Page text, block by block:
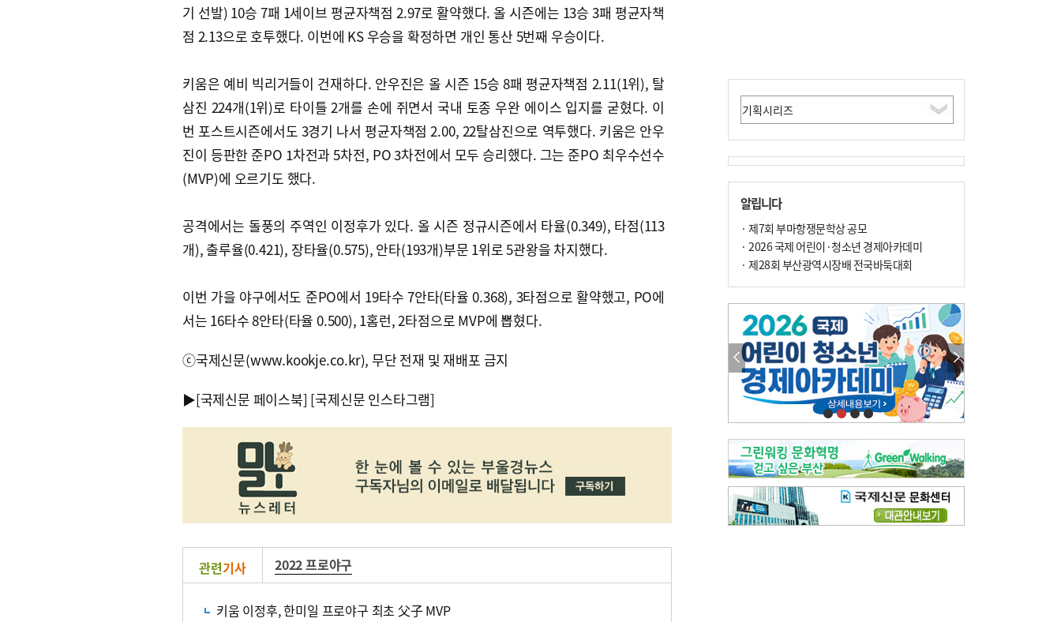
기 선발) 10승 7패 1세이브 평균자책점 2.97로 활약했다. 올 시즌에는 13승 3패 평균자책
점 2.13으로 호투했다. 이번에 KS 우승을 확정하면 개인 통산 5번째 우승이다.
키움은 예비 빅리거들이 건재하다. 안우진은 올 시즌 15승 8패 평균자책점 2.11(1위), 탈
삼진 224개(1위)로 타이틀 2개를 손에 쥐면서 국내 토종 우완 에이스 입지를 굳혔다. 이
번 포스트시즌에서도 3경기 나서 평균자책점 2.00, 22탈삼진으로 역투했다. 키움은 안우
진이 등판한 준PO 1차전과 5차전, PO 3차전에서 모두 승리했다. 그는 준PO 최우수선수
(MVP)에 오르기도 했다.
공격에서는 돌풍의 주역인 이정후가 있다. 올 시즌 정규시즌에서 타율(0.349), 타점(113
개), 출루율(0.421), 장타율(0.575), 안타(193개)부문 1위로 5관왕을 차지했다.
이번 가을 야구에서도 준PO에서 19타수 7안타(타율 0.368), 3타점으로 활약했고, PO에
서는 16타수 8안타(타율 0.500), 1홈런, 2타점으로 MVP에 뽑혔다.
ⓒ국제신문(www.kookje.co.kr), 무단 전재 및 재배포 금지
▶[국제신문 페이스북] [국제신문 인스타그램]
관련기사 2022 프로야구
키움 이정후, 한미일 프로야구 최초 父子 MVP
알립니다
· 제7회 부마항쟁문학상 공모
· 2026 국제 어린이·청소년 경제아카데미
· 제28회 부산광역시장배 전국바둑대회